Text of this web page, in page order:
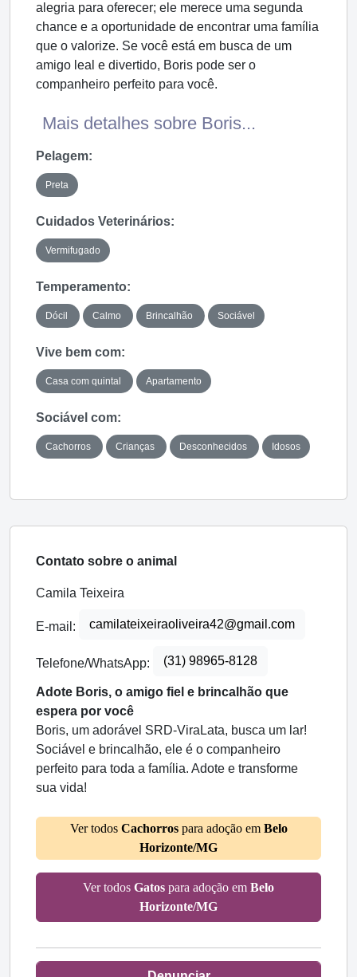
alegria para oferecer; ele merece uma segunda
chance e a oportunidade de encontrar uma família
que o valorize. Se você está em busca de um
amigo leal e divertido, Boris pode ser o
companheiro perfeito para você.
Mais detalhes sobre Boris...
Pelagem:
Preta
Cuidados Veterinários:
Vermifugado
Temperamento:
Dócil Calmo Brincalhão Sociável
Vive bem com:
Casa com quintal Apartamento
Sociável com:
Cachorros Crianças Desconhecidos Idosos
Contato sobre o animal
Camila Teixeira
E-mail: camilateixeiraoliveira42@gmail.com
Telefone/WhatsApp: (31) 98965-8128
Adote Boris, o amigo fiel e brincalhão que
espera por você
Boris, um adorável SRD-ViraLata, busca um lar!
Sociável e brincalhão, ele é o companheiro
perfeito para toda a família. Adote e transforme
sua vida!
Ver todos Cachorrospara adoção em Belo
Horizonte/MG
Ver todos Gatos para adoção em Belo
Horizonte/MG